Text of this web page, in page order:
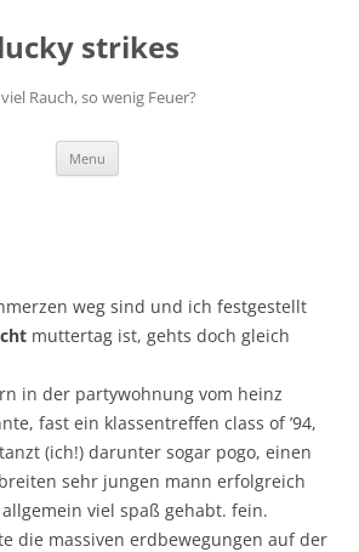
lucky strikes
Rauch, so wenig Feuer?
Menu
weg sind und ich festgestellt
muttertag ist, gehts doch gleich
in der partywohnung vom heinz
fast ein klassentreffen class of ’94,
(ich!) darunter sogar pogo, einen
sehr jungen mann erfolgreich
viel spaß gehabt. fein.
die massiven erdbewegungen auf der